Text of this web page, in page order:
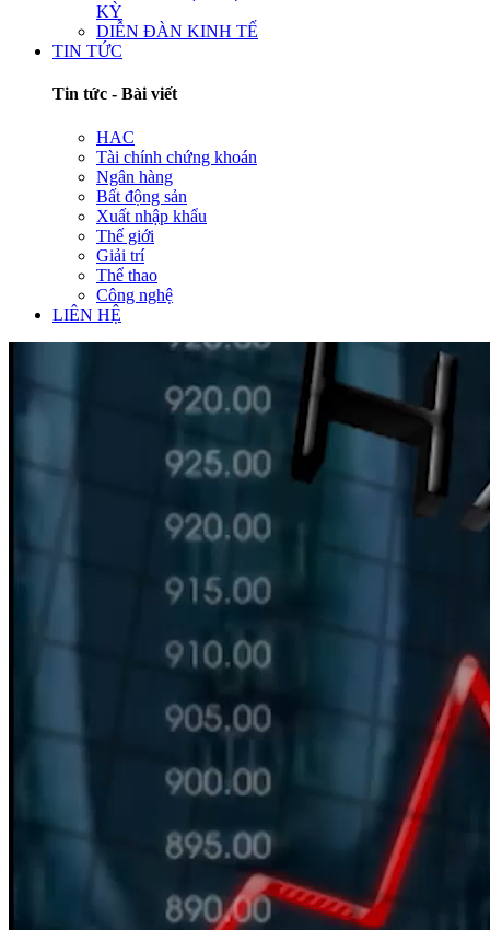
KỲ
DIỄN ĐÀN KINH TẾ
TIN TỨC
Tin tức - Bài viết
HAC
Tài chính chứng khoán
Ngân hàng
Bất động sản
Xuất nhập khẩu
Thế giới
Giải trí
Thể thao
Công nghệ
LIÊN HỆ